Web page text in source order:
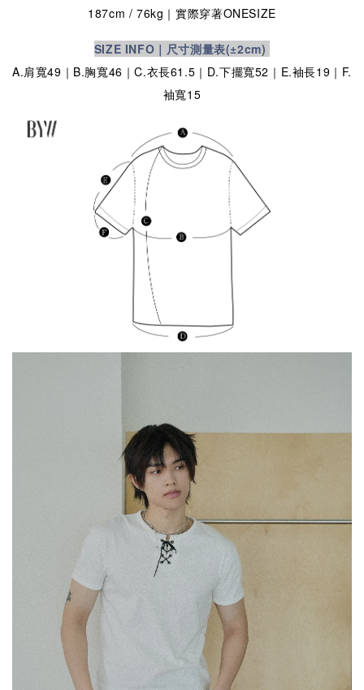
187cm / 76kg｜實際穿著ONESIZE
SIZE INFO｜尺寸測量表(±2cm)
A.肩寬49｜B.胸寬46｜C.衣長61.5｜D.下擺寬52｜E.袖長19｜F.
袖寬15